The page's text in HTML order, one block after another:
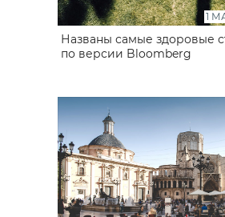
1
Названы самые здоровые
по версии Bloomberg